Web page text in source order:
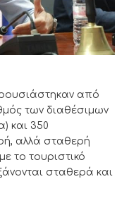
από
των διαθέσιμων
και 350
αλλά σταθερή
το τουριστικό
σταθερά και